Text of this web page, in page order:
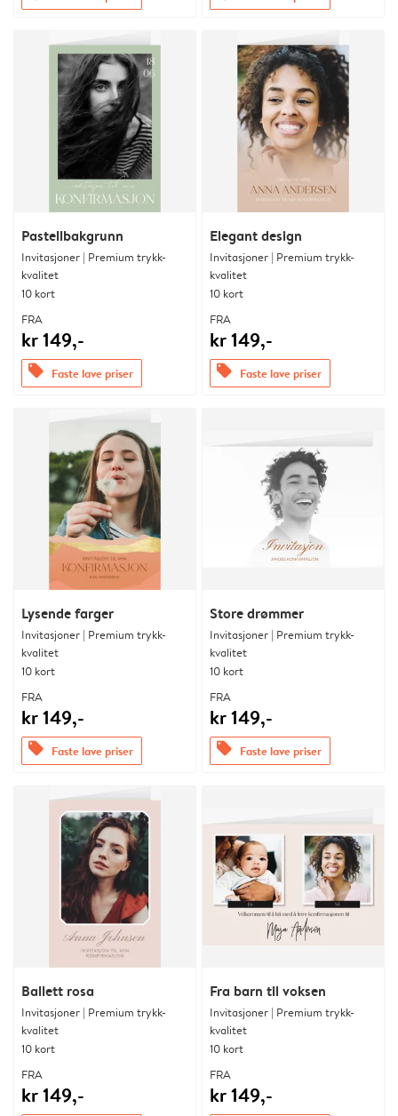
Pastellbakgrunn
Invitasjoner | Premium trykk-
kvalitet
10 kort
FRA
kr 149,-
offers Faste lave priser
Elegant design
Invitasjoner | Premium trykk-
kvalitet
10 kort
FRA
kr 149,-
offers Faste lave priser
Lysende farger
Invitasjoner | Premium trykk-
kvalitet
10 kort
FRA
kr 149,-
offers Faste lave priser
Store drømmer
Invitasjoner | Premium trykk-
kvalitet
10 kort
FRA
kr 149,-
offers Faste lave priser
Ballett rosa
Invitasjoner | Premium trykk-
kvalitet
10 kort
FRA
kr 149,-
Fra barn til voksen
Invitasjoner | Premium trykk-
kvalitet
10 kort
FRA
kr 149,-